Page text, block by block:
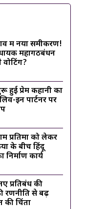
में नया समीकरण!
महागठबंधन
हुई प्रेम कहानी का
इन पार्टनर पर
प्रतिमा को लेकर
के बीच हिंदू
निर्माण कार्य
प्रतिबंध की
रणनीति से बढ़
की चिंता